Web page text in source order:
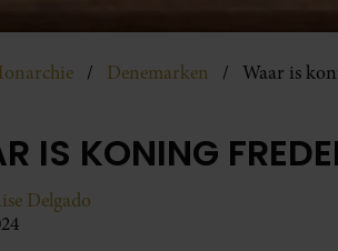
Denemarken Waar is
IS KONING
Delgado